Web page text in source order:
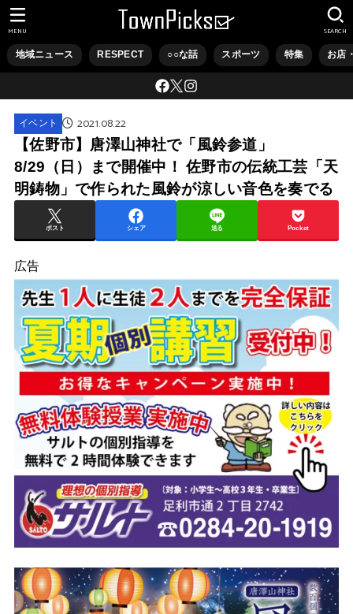
地域ニュース RESPECT ○○な話 スポーツ 特集 お店
SEARCH
MENU
イベント 2021.08.22
【佐野市】唐澤山神社で「風鈴参道」
8/29（日）まで開催中！ 佐野市の伝統工芸「天
明鋳物」で作られた風鈴が涼しい音色を奏でる
ポスト シェア 送る Pocket
広告